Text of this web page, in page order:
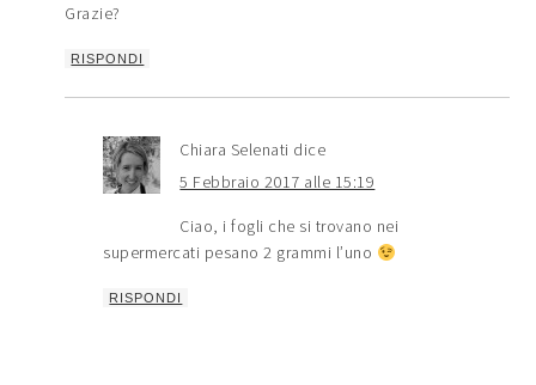
Grazie?
RISPONDI
Chiara Selenati dice
5 Febbraio 2017 alle 15:19
Ciao, i fogli che si trovano nei
supermercati pesano 2 grammi l’uno
RISPONDI